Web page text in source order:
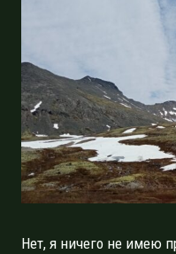
Нет, я ничего не имею